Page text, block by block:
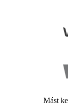
Mást